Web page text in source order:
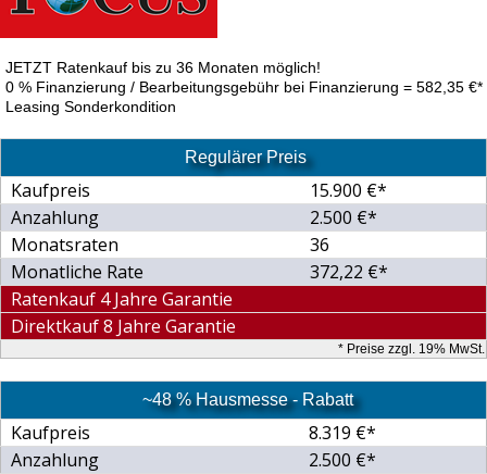
JETZT Ratenkauf bis zu 36 Monaten möglich!
0 % Finanzierung / Bearbeitungsgebühr bei Finanzierung = 582,35 €*
Leasing Sonderkondition
Regulärer Preis
Kaufpreis
15.900 €*
Anzahlung
2.500 €*
Monatsraten
36
Monatliche Rate
372,22 €*
Ratenkauf 4 Jahre Garantie
Direktkauf 8 Jahre Garantie
* Preise zzgl. 19% MwSt.
~48 % Hausmesse - Rabatt
Kaufpreis
8.319 €*
Anzahlung
2.500 €*